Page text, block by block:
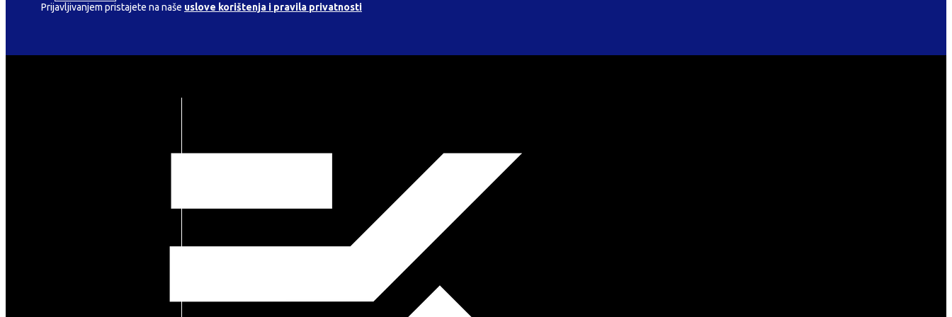
Prijavljivanjem pristajete na naše uslove korištenja i pravila privatnosti